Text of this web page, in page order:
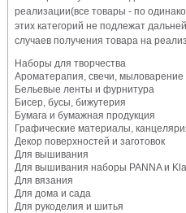
реализации(все товары - по
этих категорий не подлежат
случаев получения товара на
Наборы для творчества
Ароматерапия, свечи, мыловарение
Бельевые ленты и фурнитура
Бисер, бусы, бижутерия
Бумага и бумажная продукция
Графические материалы,
Декор поверхностей и заготовок
Для вышивания
Для вышивания наборы PANNA и
Для вязания
Для дома и сада
Для рукоделия и шитья